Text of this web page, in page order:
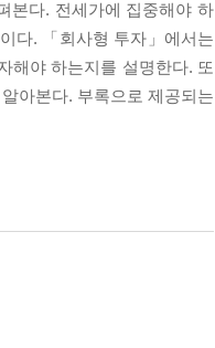
본다. 전세가에 집중해야 하
다. 「회사형 투자」에서는
해야 하는지를 설명한다. 또
아본다. 부록으로 제공되는